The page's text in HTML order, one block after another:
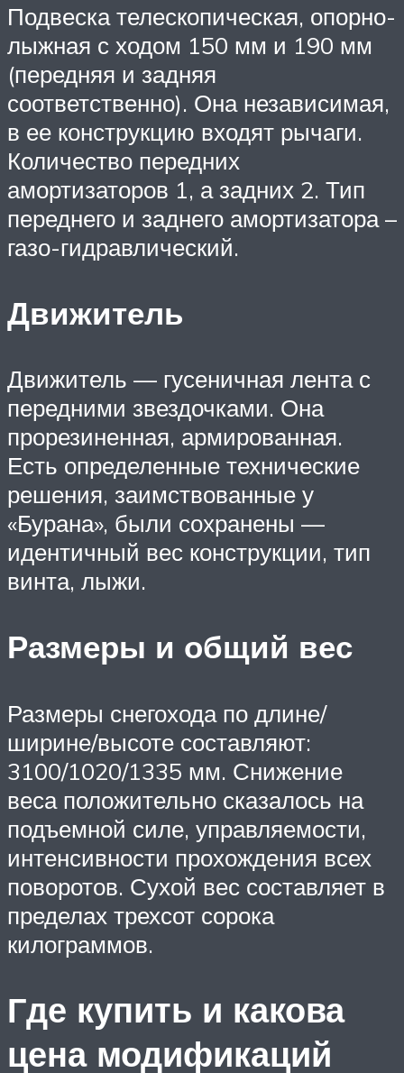
Подвеска телескопическая, опорно-
лыжная с ходом 150 мм и 190 мм
(передняя и задняя
соответственно). Она независимая,
в ее конструкцию входят рычаги.
Количество передних
амортизаторов 1, а задних 2. Тип
переднего и заднего амортизатора –
газо-гидравлический.
Движитель
Движитель — гусеничная лента с
передними звездочками. Она
прорезиненная, армированная.
Есть определенные технические
решения, заимствованные у
«Бурана», были сохранены —
идентичный вес конструкции, тип
винта, лыжи.
Размеры и общий вес
Размеры снегохода по длине/
ширине/высоте составляют:
3100/1020/1335 мм. Снижение
веса положительно сказалось на
подъемной силе, управляемости,
интенсивности прохождения всех
поворотов. Сухой вес составляет в
пределах трехсот сорока
килограммов.
Где купить и какова
цена модификаций